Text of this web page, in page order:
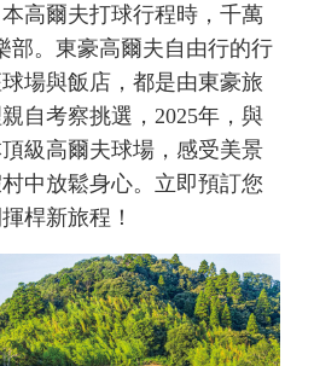
高爾夫打球行程時，千萬
部。東豪高爾夫自由行的行
場與飯店，都是由東豪旅
自考察挑選，2025年，與
級高爾夫球場，感受美景
中放鬆身心。立即預訂您
桿新旅程！